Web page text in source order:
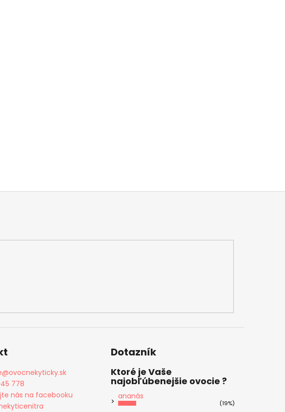
@ovocnekyticky.sk
778
nás na facebooku
Dotazník
Ktoré je Vaše
najobľúbenejšie ovocie ?
ananás
(19%)